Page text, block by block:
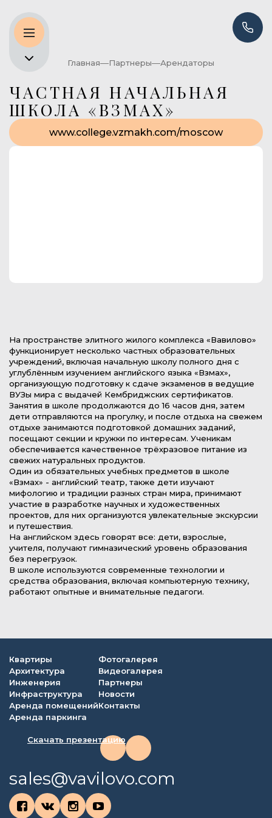
Главная Партнеры Арендаторы
ЧАСТНАЯ НАЧАЛЬНАЯ
ШКОЛА «ВЗМАХ»
www.college.vzmakh.com/moscow
На пространстве элитного жилого комплекса «Вавилово»
функционирует несколько частных образовательных
учреждений, включая начальную школу полного дня с
углублённым изучением английского языка «Взмах»,
организующую подготовку к сдаче экзаменов в ведущие
ВУЗы мира с выдачей Кембриджских сертификатов.
Занятия в школе продолжаются до 16 часов дня, затем
дети отправляются на прогулку, и после отдыха на свежем
отдыхе занимаются подготовкой домашних заданий,
посещают секции и кружки по интересам. Ученикам
обеспечивается качественное трёхразовое питание из
свежих натуральных продуктов.
Один из обязательных учебных предметов в школе
«Взмах» - английский театр, также дети изучают
мифологию и традиции разных стран мира, принимают
участие в разработке научных и художественных
проектов, для них организуются увлекательные экскурсии
и путешествия.
На английском здесь говорят все: дети, взрослые,
учителя, получают гимназический уровень образования
без перегрузок.
В школе используются современные технологии и
средства образования, включая компьютерную технику,
работают опытные и внимательные педагоги.
Квартиры
Архитектура
Инженерия
Инфраструктура
Аренда помещений
Аренда паркинга
Фотогалерея
Видеогалерея
Партнеры
Новости
Контакты
Скачать презентацию
sales@vavilovo.com